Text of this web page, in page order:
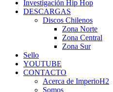
Investigación Hip Hop
DESCARGAS
Discos Chilenos
Zona Norte
Zona Central
Zona Sur
Sello
YOUTUBE
CONTACTO
Acerca de ImperioH2
Somos